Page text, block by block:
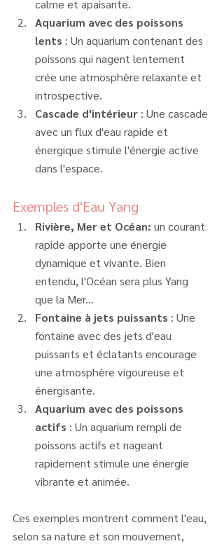
calme et apaisante.
Aquarium avec des poissons
lents : Un aquarium contenant des
poissons qui nagent lentement
crée une atmosphère relaxante et
introspective.
Cascade d'intérieur : Une cascade
avec un flux d'eau rapide et
énergique stimule l'énergie active
dans l'espace.
Exemples d'Eau Yang
Rivière, Mer et Océan: un courant
rapide apporte une énergie
dynamique et vivante. Bien
entendu, l'Océan sera plus Yang
que la Mer...
Fontaine à jets puissants : Une
fontaine avec des jets d'eau
puissants et éclatants encourage
une atmosphère vigoureuse et
énergisante.
Aquarium avec des poissons
actifs : Un aquarium rempli de
poissons actifs et nageant
rapidement stimule une énergie
vibrante et animée.
Ces exemples montrent comment l'eau,
selon sa nature et son mouvement,